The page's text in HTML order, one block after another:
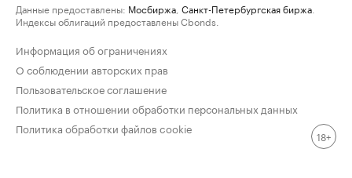
Данные предоставлены: Мосбиржа Санкт-Петербургская биржа
Индексы облигаций предоставлены Cbonds.
Информация об ограничениях
О соблюдении авторских прав
Пользовательское соглашение
Политика в отношении обработки персональных данных
Политика обработки файлов cookie
18+